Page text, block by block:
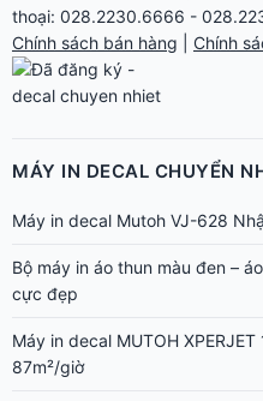
thoại: 028.2230.6666 -
Chính sách bán hàng
Chính
MÁY IN DECAL CHUYỂN
Máy in decal Mutoh VJ-628
Bộ máy in áo thun màu đen –
cực đẹp
Máy in decal MUTOH
87m²/giờ